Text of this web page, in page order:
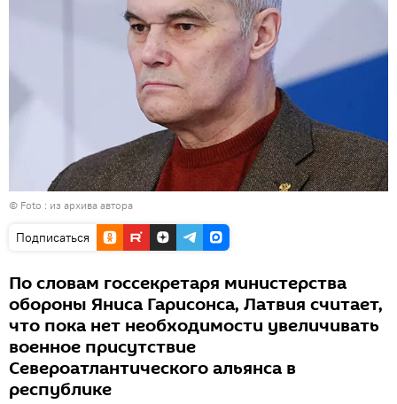
© Foto : из архива автора
Подписаться
По словам госсекретаря министерства
обороны Яниса Гарисонса, Латвия считает,
что пока нет необходимости увеличивать
военное присутствие
Североатлантического альянса в
республике